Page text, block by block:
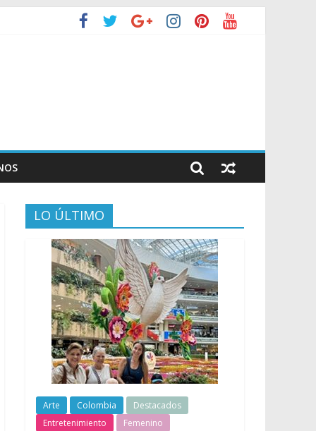
LO ÚLTIMO
Arte Colombia
Destacados
Entretenimiento
Femenino